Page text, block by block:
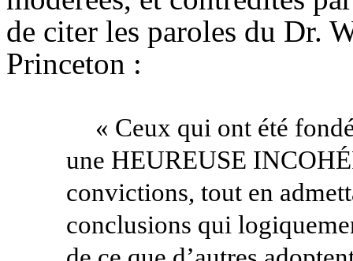
de citer les paroles du Dr.
Princeton :
« Ceux qui ont été
une HEUREUSE
convictions, tout en
conclusions qui